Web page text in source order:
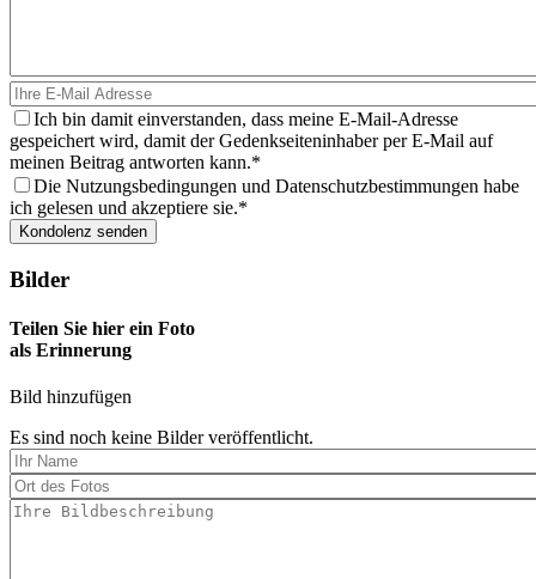
Ich bin damit einverstanden, dass meine E-Mail-Adresse
gespeichert wird, damit der Gedenkseiteninhaber per E-Mail auf
meinen Beitrag antworten kann.
Die Nutzungsbedingungen und Datenschutzbestimmungen habe
ich gelesen und akzeptiere sie.
Bilder
Teilen Sie hier ein Foto
als Erinnerung
Bild hinzufügen
Es sind noch keine Bilder veröffentlicht.